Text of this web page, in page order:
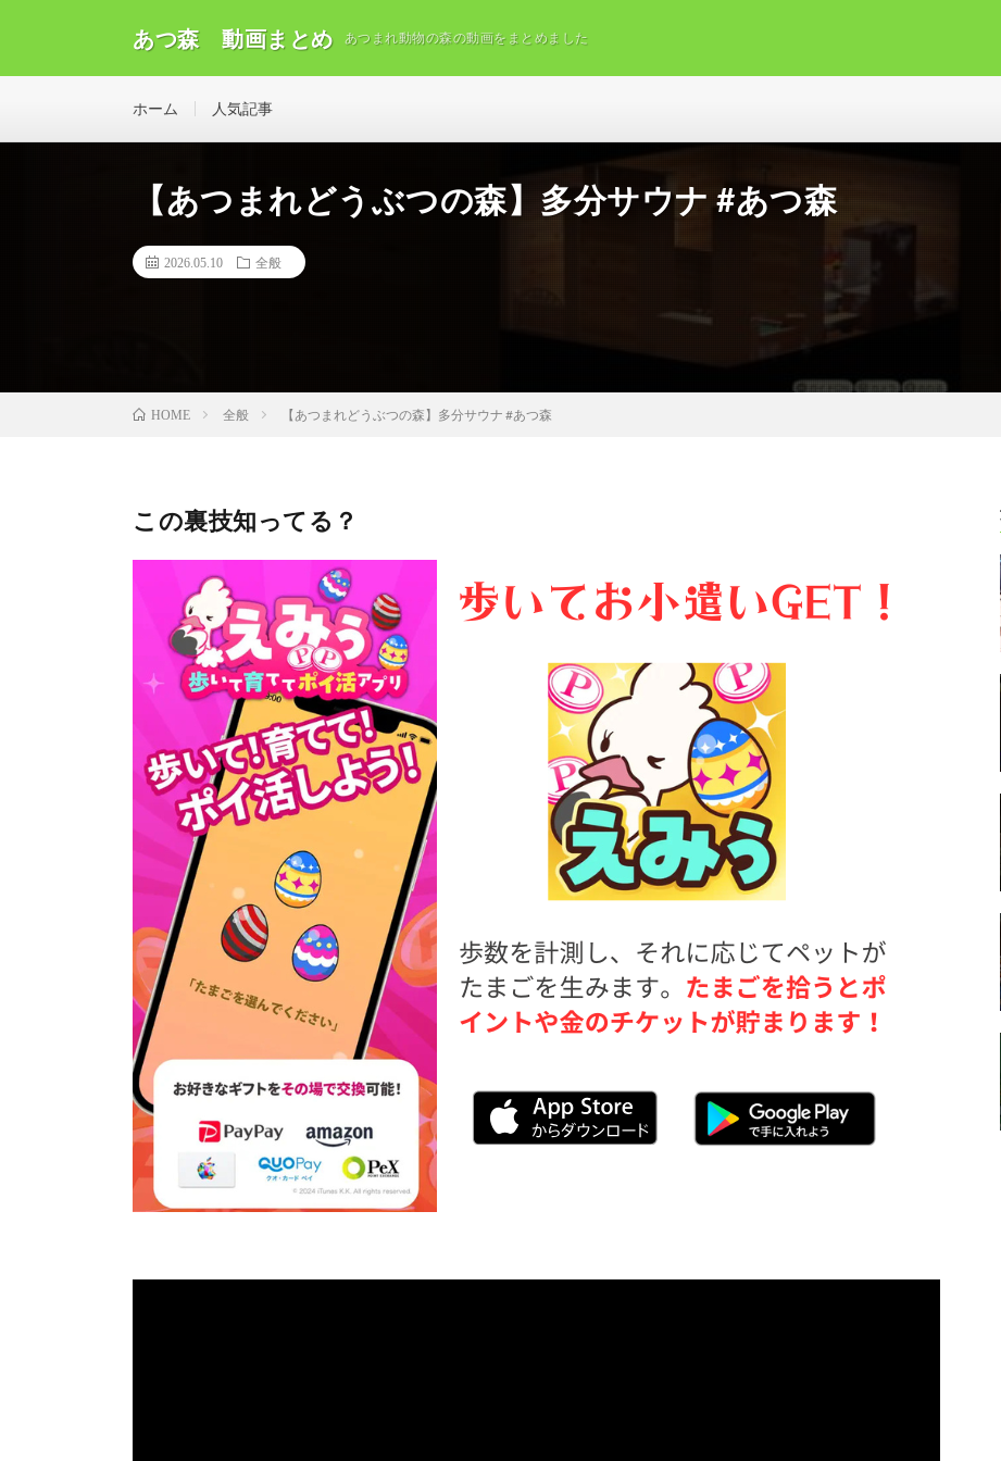
あつ森 動画まとめ あつまれ動物の森の動画をまとめました
ホーム 人気記事
【あつまれどうぶつの森】多分サウナ #あつ森
2026.05.10 全般
HOME 全般 【あつまれどうぶつの森】多分サウナ #あつ森
この裏技知ってる？